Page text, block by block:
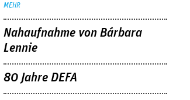
MEHR
Nahaufnahme von Bárbara
Lennie
80 Jahre DEFA